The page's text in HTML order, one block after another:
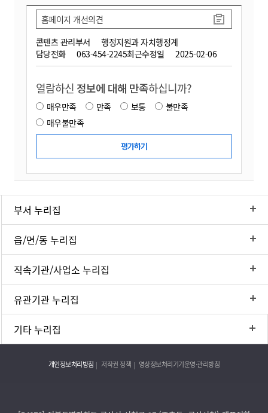
콘텐츠 관리부서
행정지원과 자치행정계
담당전화
063-454-2245최근수정일 2025-02-06
홈페이지 개선의견
열람하신 정보에 대해 만족하십니까?
매우만족 만족 보통
불만족
매우불만족
부서 누리집
읍/면/동 누리집
직속기관/사업소 누리집
유관기관 누리집
기타 누리집
개인정보처리방침 저작권 정책 영상정보처리기기운영·관리방침